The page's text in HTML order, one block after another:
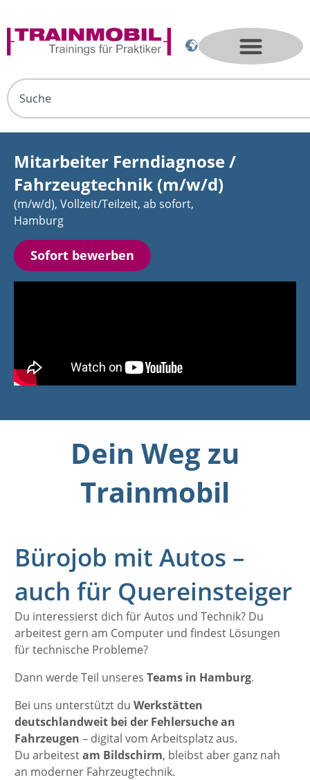
Mitarbeiter Ferndiagnose /
Fahrzeugtechnik (m/w/d)
(m/w/d), Vollzeit/Teilzeit, ab sofort,
Hamburg
Sofort bewerben
Dein Weg zu
Trainmobil
Bürojob mit Autos –
auch für Quereinsteiger
Du interessierst dich für Autos und Technik? Du
arbeitest gern am Computer und findest Lösungen
für technische Probleme?
Dann werde Teil unseres Teams in Hamburg.
Bei uns unterstützt du Werkstätten
deutschlandweit bei der Fehlersuche an
Fahrzeugen – digital vom Arbeitsplatz aus.
Du arbeitestam Bildschirm, bleibst aber ganz nah
an moderner Fahrzeugtechnik.